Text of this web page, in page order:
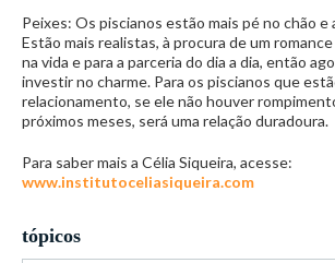
Peixes: Os piscianos estão mais pé no chão e
Estão mais realistas, à procura de um
na vida e para a parceria do dia a dia, então
investir no charme. Para os piscianos que
relacionamento, se ele não houver
próximos meses, será uma relação duradoura.
Para saber mais a Célia Siqueira, acesse:
www.institutoceliasiqueira.com
tópicos